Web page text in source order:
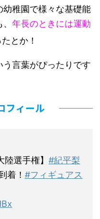
稚園で様々な基礎能
年長のときには運動
とか！
う言葉がぴったりです
フィール
陸選手権】 #紀平梨
着！ #フィギュアス